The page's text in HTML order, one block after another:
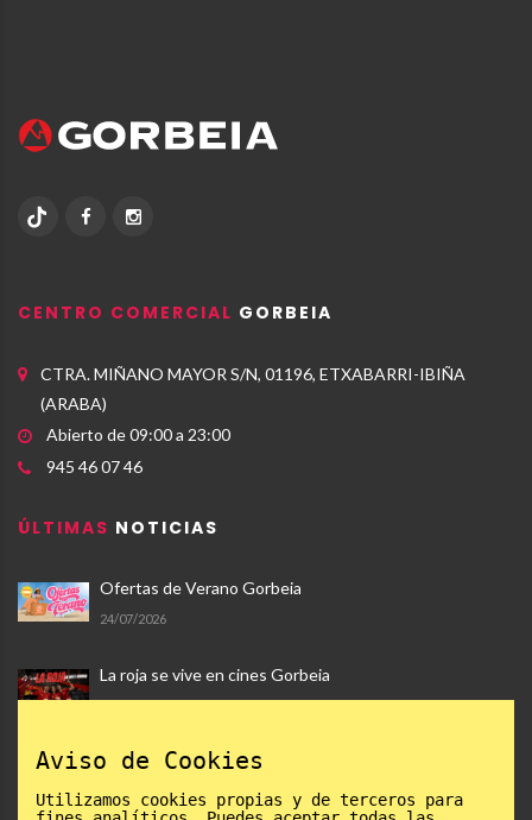
CENTRO COMERCIAL GORBEIA
CTRA. MIÑANO MAYOR S/N, 01196, ETXABARRI-IBIÑA
(ARABA)
Abierto de 09:00 a 23:00
945 46 07 46
ÚLTIMAS NOTICIAS
Ofertas de Verano Gorbeia
24/07/2026
La roja se vive en cines Gorbeia
17/07/2026
Ocio - Plan Gorbeia 2026
Aviso de Cookies
Utilizamos cookies propias y de terceros para